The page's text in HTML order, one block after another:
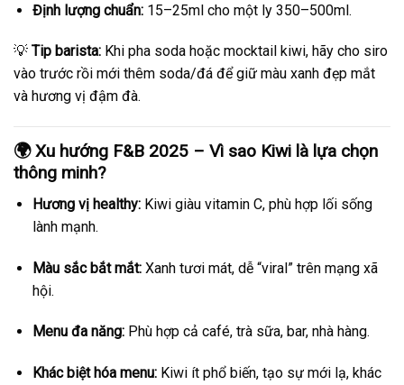
Định lượng chuẩn:15–25ml cho một ly 350–500ml.
💡 Tip barista: Khi pha soda hoặc mocktail kiwi, hãy cho siro
vào trước rồi mới thêm soda/đá để giữ màu xanh đẹp mắt
và hương vị đậm đà.
🌍 Xu hướng F&B 2025 – Vì sao Kiwi là lựa chọn
thông minh?
Hương vị healthy:Kiwi giàu vitamin C, phù hợp lối sống
lành mạnh.
Màu sắc bắt mắt:Xanh tươi mát, dễ “viral” trên mạng xã
hội.
Menu đa năng:Phù hợp cả café, trà sữa, bar, nhà hàng.
Khác biệt hóa menu:Kiwi ít phổ biến, tạo sự mới lạ, khác